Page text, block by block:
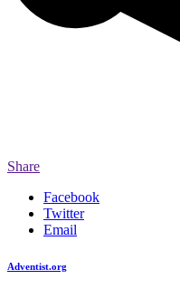
Share
Facebook
Twitter
Email
Adventist.org